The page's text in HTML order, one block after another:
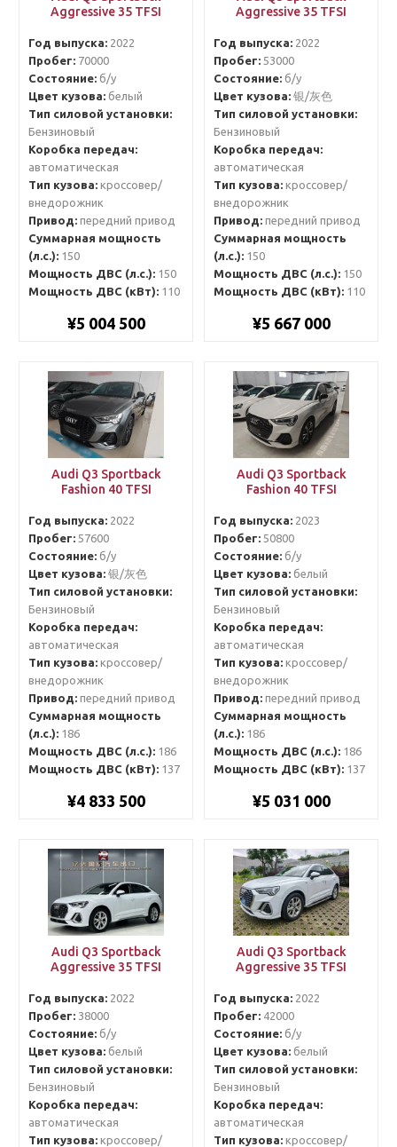
Aggressive 35 TFSI
Год выпуска:2022
Пробег:70000
Состояние:б/у
Цвет кузова:белый
Тип силовой установки:
Бензиновый
Коробка передач:
автоматическая
Тип кузова:кроссовер/
внедорожник
Привод:передний привод
Суммарная мощность
(л.с.):150
Мощность ДВС (л.с.):150
Мощность ДВС (кВт):110
¥5 004 500
Aggressive 35 TFSI
Год выпуска:2022
Пробег:53000
Состояние:б/у
Цвет кузова:银/灰色
Тип силовой установки:
Бензиновый
Коробка передач:
автоматическая
Тип кузова:кроссовер/
внедорожник
Привод:передний привод
Суммарная мощность
(л.с.):150
Мощность ДВС (л.с.):150
Мощность ДВС (кВт):110
¥5 667 000
Audi Q3 Sportback
Fashion 40 TFSI
Год выпуска:2022
Пробег:57600
Состояние:б/у
Цвет кузова:银/灰色
Тип силовой установки:
Бензиновый
Коробка передач:
автоматическая
Тип кузова:кроссовер/
внедорожник
Привод:передний привод
Суммарная мощность
(л.с.):186
Мощность ДВС (л.с.):186
Мощность ДВС (кВт):137
¥4 833 500
Audi Q3 Sportback
Fashion 40 TFSI
Год выпуска:2023
Пробег:50800
Состояние:б/у
Цвет кузова:белый
Тип силовой установки:
Бензиновый
Коробка передач:
автоматическая
Тип кузова:кроссовер/
внедорожник
Привод:передний привод
Суммарная мощность
(л.с.):186
Мощность ДВС (л.с.):186
Мощность ДВС (кВт):137
¥5 031 000
Audi Q3 Sportback
Aggressive 35 TFSI
Год выпуска:2022
Пробег:38000
Состояние:б/у
Цвет кузова:белый
Тип силовой установки:
Бензиновый
Коробка передач:
автоматическая
Тип кузова:кроссовер/
Audi Q3 Sportback
Aggressive 35 TFSI
Год выпуска:2022
Пробег:42000
Состояние:б/у
Цвет кузова:белый
Тип силовой установки:
Бензиновый
Коробка передач:
автоматическая
Тип кузова:кроссовер/